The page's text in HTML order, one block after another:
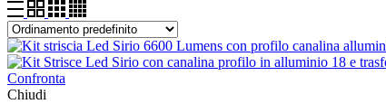
Confronta
Chiudi